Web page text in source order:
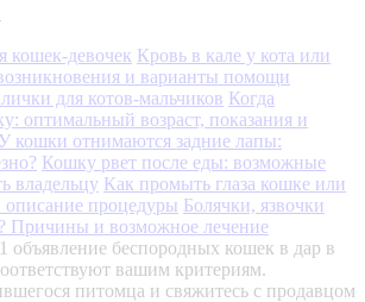
кошек-девочек Кровь в кале у кота или
и варианты помощи
для котов-мальчиков Когда
оптимальный возраст, показания и
У кошки отнимаются задние лапы:
Кошку рвет после еды: возможные
владельцу Как промыть глаза кошке или
описание процедуры Болячки, язвочки
Причины и возможное лечение
объявление беспородных кошек в дар в
вашим критериям.
питомца и свяжитесь с продавцом